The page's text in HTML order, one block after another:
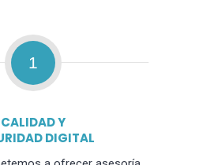
1
CALIDAD Y
DIGITAL